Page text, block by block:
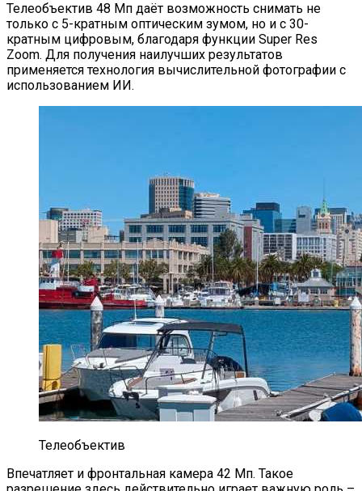
Телеобъектив 48 Мп даёт возможность снимать не
только с 5-кратным оптическим зумом, но и с 30-
кратным цифровым, благодаря функции Super Res
Zoom. Для получения наилучших результатов
применяется технология вычислительной фотографии с
использованием ИИ.
Телеобъектив
Впечатляет и фронтальная камера 42 Мп. Такое